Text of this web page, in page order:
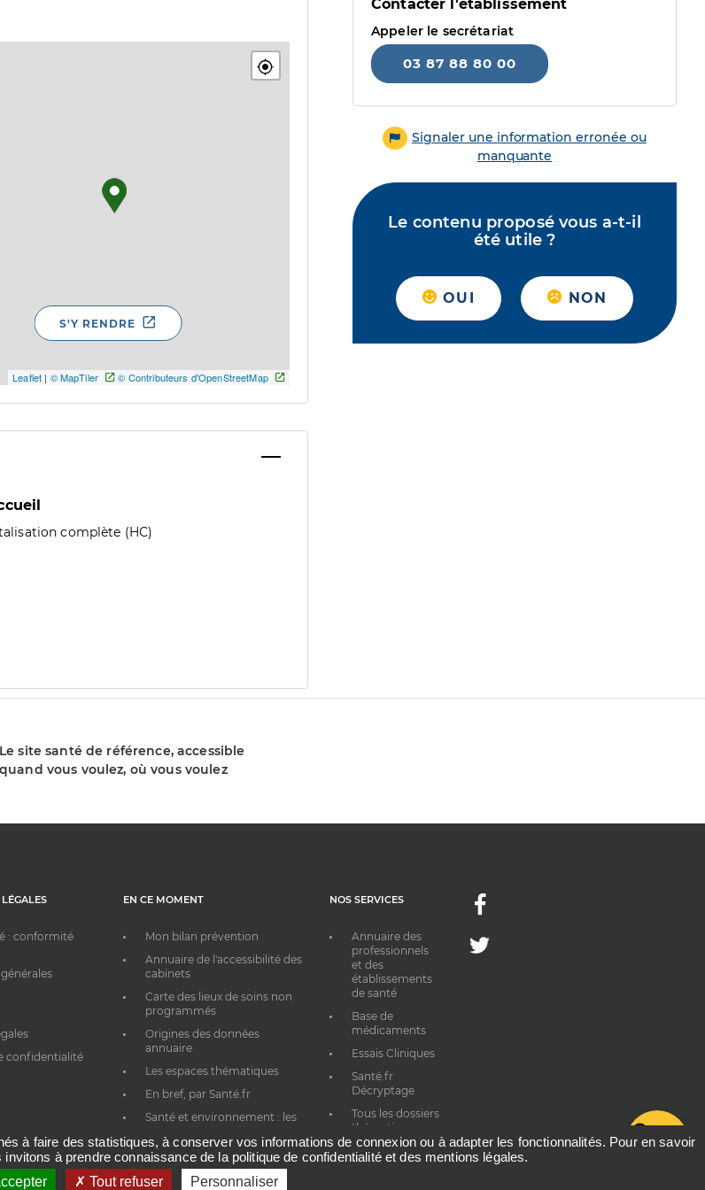
Leaflet | © MapTiler © Contributeurs d'OpenStreetMap
S'Y RENDRE
complète (HC)
Contacter l'établissement
Appeler le secrétariat
03 87 88 80 00
Signaler une information erronée ou
manquante
Le contenu proposé vous a-t-il
été utile ?
OUI NON
Le site santé de référence, accessible
quand vous voulez, où vous voulez
: conformité
confidentialité
EN CE MOMENT
Mon bilan prévention
Annuaire de l'accessibilité des
cabinets
Carte des lieux de soins non
programmés
Origines des données
annuaire
Les espaces thématiques
En bref, par Santé.fr
Santé et environnement : les
NOS SERVICES
Annuaire des
professionnels
et des
établissements
de santé
Base de
médicaments
Essais Cliniques
Santé.fr
Décryptage
Tous les dossiers
thématiques
Facebook
Twitter
à faire des statistiques, à conserver vos informations de connexion ou à adapter les fonctionnalités. Pour en savoir
à prendre connaissance de la politique de confidentialité et des mentions légales.
Tout refuser Personnaliser